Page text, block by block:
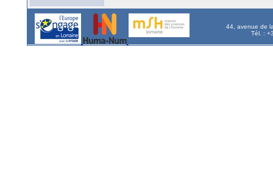
44, avenue de
Tél. :